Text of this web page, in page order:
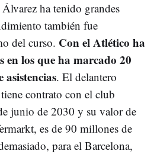
ha tenido grandes
también fue
del curso. Con el Atlético ha
los que ha marcado 20
asistencias. El delantero
contrato con el club
junio de 2030 y su valor de
es de 90 millones de
para el Barcelona,